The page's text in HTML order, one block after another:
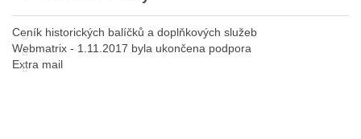
Ceník historických balíčků a doplňkových služeb
Webmatrix - 1.11.2017 byla ukončena podpora
Extra mail